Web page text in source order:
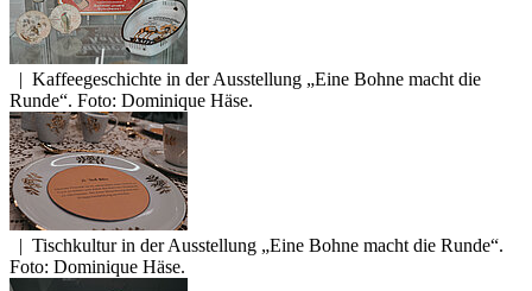
| Kaffeegeschichte in der Ausstellung „Eine Bohne macht die
Runde“. Foto: Dominique Häse.
| Tischkultur in der Ausstellung „Eine Bohne macht die Runde“.
Foto: Dominique Häse.